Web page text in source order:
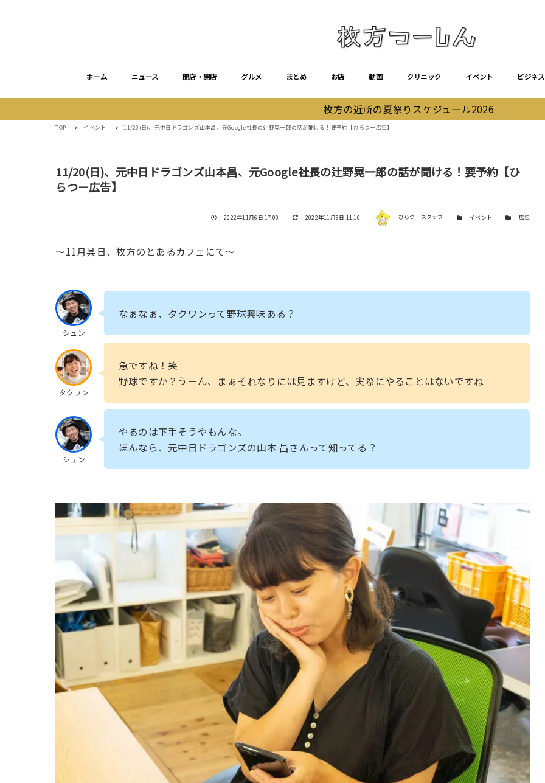
ホーム ニュース 開店・閉店 グルメ まとめ お店 動画 クリニック イベント ビジネス
枚方の近所の夏祭りスケジュール2026
TOP イベント 11/20(日)、元中日ドラゴンズ山本昌、元Google社長の辻野晃一郎の話が聞ける！要予約【ひらつー広告】
11/20(日)、元中日ドラゴンズ山本昌、元Google社長の辻野晃一郎の話が聞ける！要予約【ひ
らつー広告】
投稿日
2022年11月6日 17:00 更新日
2022年11月8日 11:10 著者 ひらつースタッフ カテゴリー
イベント カテゴリー
広告
〜11月某日、枚方のとあるカフェにて〜
シュン
なぁなぁ、タクワンって野球興味ある？
タクワン
急ですね！笑
野球ですか？うーん、まぁそれなりには見ますけど、実際にやることはないですね
シュン
やるのは下手そうやもんな。
ほんなら、元中日ドラゴンズの山本 昌さんって知ってる？